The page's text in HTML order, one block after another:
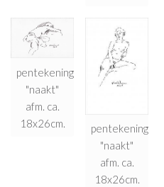
pentekening
"naakt"
afm. ca.
18x26cm.
pentekening
"naakt"
afm. ca.
18x26cm.